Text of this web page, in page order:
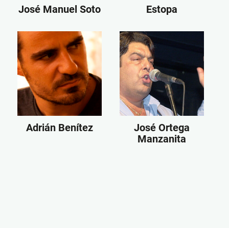
José Manuel Soto Estopa
Adrián Benítez
José Ortega
Manzanita